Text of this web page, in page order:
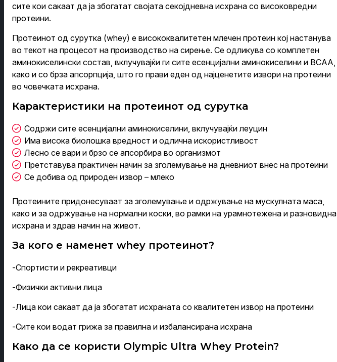
сите кои сакаат да ја збогатат својата секојдневна исхрана со високовредни
протеини.
Протеинот од сурутка (whey) е висококвалитетен млечен протеин кој настанува
во текот на процесот на производство на сирење. Се одликува со комплетен
аминокиселински состав, вклучувајќи ги сите есенцијални аминокиселини и BCAA,
како и со брза апсорпција, што го прави еден од најценетите извори на протеини
во човечката исхрана.
Карактеристики на протеинот од сурутка
Содржи сите есенцијални аминокиселини, вклучувајќи леуцин
Има висока биолошка вредност и одлична искористливост
Лесно се вари и брзо се апсорбира во организмот
Претставува практичен начин за зголемување на дневниот внес на протеини
Се добива од природен извор – млеко
Протеините придонесуваат за зголемување и одржување на мускулната маса,
како и за одржување на нормални коски, во рамки на урамнотежена и разновидна
исхрана и здрав начин на живот.
За кого е наменет whey протеинот?
-Спортисти и рекреативци
-Физички активни лица
-Лица кои сакаат да ја збогатат исхраната со квалитетен извор на протеини
-Сите кои водат грижа за правилна и избалансирана исхрана
Како да се користи Olympic Ultra Whey Protein?